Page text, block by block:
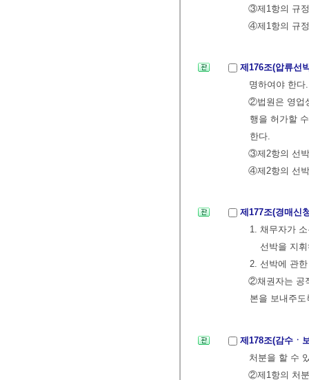
③제1항의 규
④제1항의 규
제176조(압류선
명하여야 한다.
②법원은 영업
행을 허가할
한다.
③제2항의 선
④제2항의 선
제177조(경매신
1. 채무자가
선박을 지
2. 선박에 관
②채권자는 공
본을 보내주
제178조(감수ㆍ
처분을 할 수
②제1항의 처